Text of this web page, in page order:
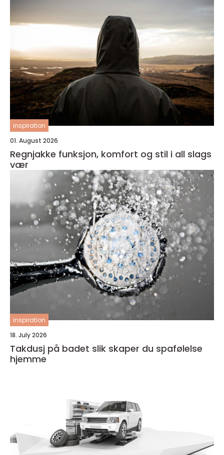
inspiration
01. August 2026
Regnjakke funksjon, komfort og stil i all slags
vær
inspiration
18. July 2026
Takdusj på badet slik skaper du spafølelse
hjemme